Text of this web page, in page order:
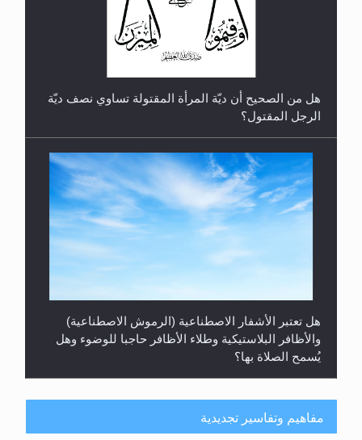
هل تعتبر الأشفار الاصطناعية (الرموش الاصطناعية)
والأظافر البلاستيكية وطلاء الأظافر حاجبا للوضوء وهل
يُسمح الصلاة بها؟
هل يُحسب حول الزكاة وفق السنة الميلادية أو الهجرية؟
مفاهيم وتفاسير تجديدية